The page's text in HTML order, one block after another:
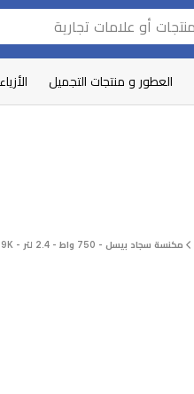
العطور و منتجات التجميل الأزياء
مكنسة سجاد بيسل - 750 واط - 2.4 لتر - 2889K - اسود